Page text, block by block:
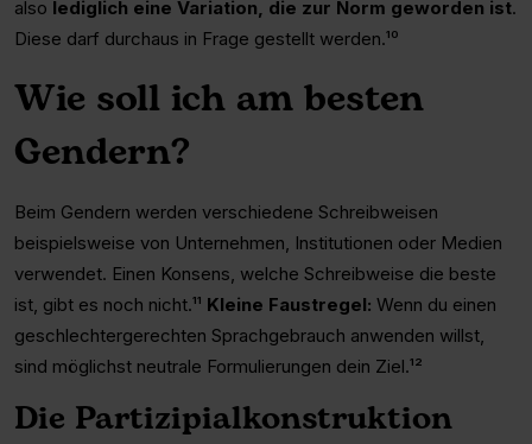
also lediglich eine Variation, die zur Norm geworden ist.
Diese darf durchaus in Frage gestellt werden.¹⁰
Wie soll ich am besten
Gendern?
Beim Gendern werden verschiedene Schreibweisen
beispielsweise von Unternehmen, Institutionen oder Medien
verwendet. Einen Konsens, welche Schreibweise die beste
ist, gibt es noch nicht.¹¹ Kleine Faustregel: Wenn du einen
geschlechtergerechten Sprachgebrauch anwenden willst,
sind möglichst neutrale Formulierungen dein Ziel.¹²
Die Partizipialkonstruktion